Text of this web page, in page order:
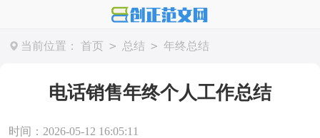
当前位置： 首页 > 总结 > 年终总结
电话销售年终个人工作总结
时间：2026-05-12 16:05:11